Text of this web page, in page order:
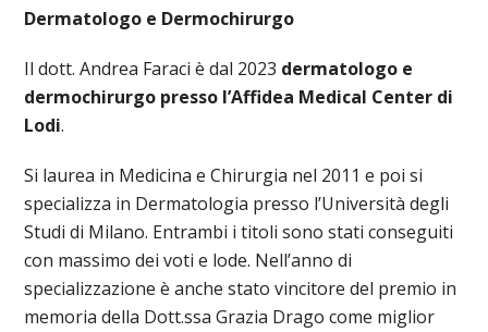
Dermatologo e Dermochirurgo
Il dott. Andrea Faraci è dal 2023 dermatologo e
dermochirurgo presso l’Affidea Medical Center di
Lodi.
Si laurea in Medicina e Chirurgia nel 2011 e poi si
specializza in Dermatologia presso l’Università degli
Studi di Milano. Entrambi i titoli sono stati conseguiti
con massimo dei voti e lode. Nell’anno di
specializzazione è anche stato vincitore del premio in
memoria della Dott.ssa Grazia Drago come miglior